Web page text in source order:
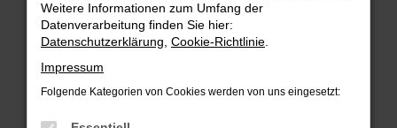
Überprüfe deine Firewall und deine
Internetverbindung.
Laden andere Webseiten, zum Beispiel deine
Suchmaschine?
Prüfe deine Browsererweiterungen.
Manche Erweiterungen, wie Werbeblocker,
Weitere Informationen zum Umfang der
Datenverarbeitung finden Sie hier:
Datenschutzerklärung Cookie-Richtlinie
Impressum
Folgende Kategorien von Cookies werden von uns eingesetzt: